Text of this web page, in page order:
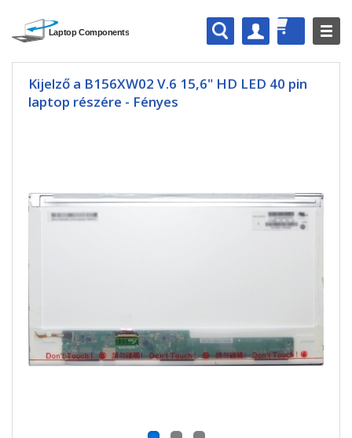
Kijelző a B156XW02 V.6 15,6" HD LED 40 pin
laptop részére - Fényes